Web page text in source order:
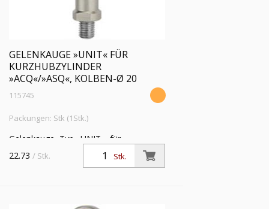
GELENKAUGE »UNIT« FÜR
KURZHUBZYLINDER
»ACQ«/»ASQ«, KOLBEN-Ø 20
115745
Packungen: Stk (1Stk.)
Gelenkauge, Typ »UNIT«, für
Kurzhubzylinder »ACQ« und »ASQ«,
Kolben-Ø 20, Kolbenstangengewinde
Stk.
22.73 / Stk.